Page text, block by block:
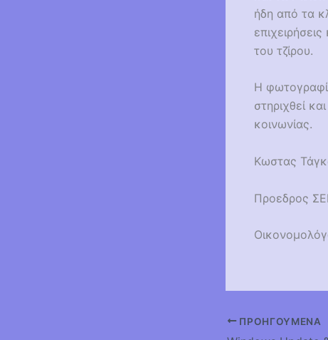
ήδη από τα
του τζίρου.
Η
στηριχθεί
κοινωνίας.
Κωστας
Προεδρος
ΠΡΟΗΓΟΎΜΕΝΑ